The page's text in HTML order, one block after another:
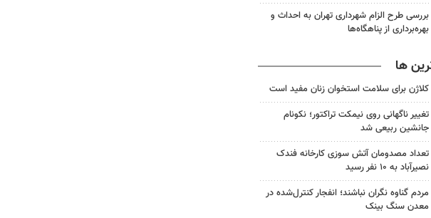
بررسی طرح الزام شهرداری تهران به احداث و
بهره‌برداری از پناهگاه‌ها
ها
کلاژن برای سلامت استخوان زنان مفید است
تغییر ناگهانی روی نیمکت تراکتور؛ نکونام
جانشین ربیعی شد
تعداد مصدومان آتش سوزی کارخانه فندک
نصیرآباد به ۱۰ نفر رسید
مردم گناوه نگران نباشند؛ انفجار کنترل‌شده در
معدن سنگ بینک